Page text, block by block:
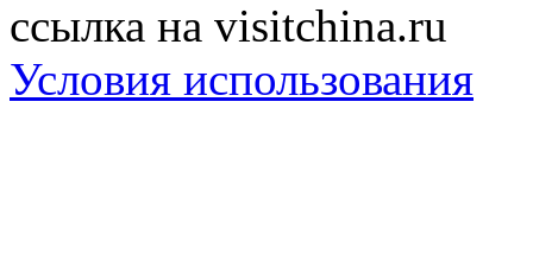
ссылка на visitchina.ru
Условия использования